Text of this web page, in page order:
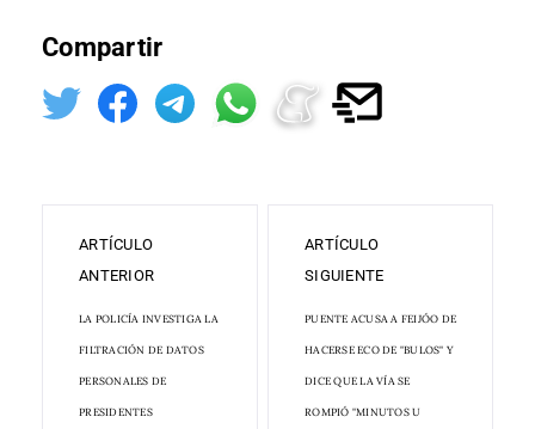
Compartir
ARTÍCULO
ANTERIOR
LA POLICÍA INVESTIGA LA
FILTRACIÓN DE DATOS
PERSONALES DE
PRESIDENTES
ARTÍCULO
SIGUIENTE
PUENTE ACUSA A FEIJÓO DE
HACERSE ECO DE "BULOS" Y
DICE QUE LA VÍA SE
ROMPIÓ "MINUTOS U